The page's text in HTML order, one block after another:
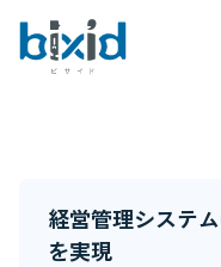
経営管理システ
を実現